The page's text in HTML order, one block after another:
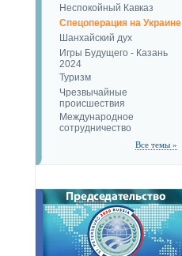
Неспокойный Кавказ
Спецоперация на Украине
Шанхайский дух
Игры Будущего - Казань
2024
Туризм
Чрезвычайные
происшествия
Международное
сотрудничество
Все темы »